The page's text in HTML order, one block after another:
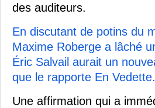
des auditeurs.
En discutant de potins du
Maxime Roberge a lâché
Éric Salvail aurait un
que le rapporte En Vedette.
Une affirmation qui a